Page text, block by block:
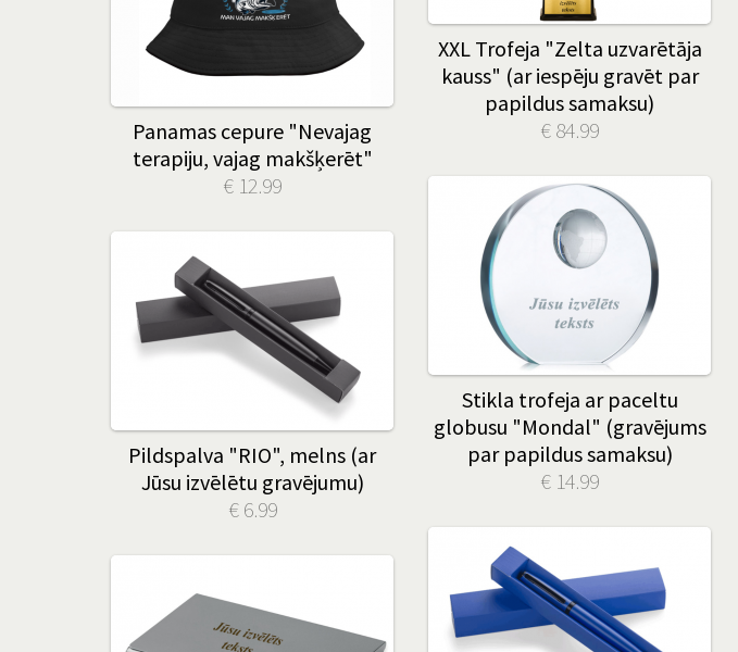
XXL Trofeja "Zelta uzvarētāja
kauss" (ar iespēju gravēt par
papildus samaksu)
€ 84.99
Panamas cepure "Nevajag
terapiju, vajag makšķerēt"
€ 12.99
Stikla trofeja ar paceltu
globusu "Mondal" (gravējums
par papildus samaksu)
€ 14.99
Pildspalva "RIO", melns (ar
Jūsu izvēlētu gravējumu)
€ 6.99